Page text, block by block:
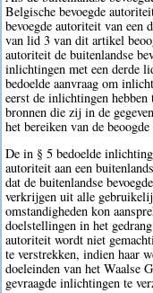
Belgische bevoegde
bevoegde autoriteit van een
van lid 3 van dit artikel
autoriteit de buitenlandse
inlichtingen met een derde
bedoelde aanvraag om
eerst de inlichtingen
bronnen die zij in de
het bereiken van de
De in § 5 bedoelde
autoriteit aan een
dat de buitenlandse
verkrijgen uit alle
omstandigheden kon
doelstellingen in het
autoriteit wordt niet
te verstrekken, indien haar
doeleinden van het Waalse
gevraagde inlichtingen te